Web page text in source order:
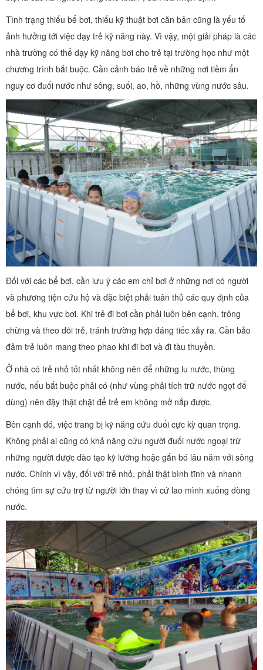
Tình trạng thiếu bể bơi, thiếu kỹ thuật bơi căn bản cũng là yếu tố
ảnh hưởng tới việc dạy trẻ kỹ năng này. Vì vậy, một giải pháp là các
nhà trường có thể dạy kỹ năng bơi cho trẻ tại trường học như một
chương trình bắt buộc. Cần cảnh báo trẻ về những nơi tiềm ẩn
nguy cơ đuối nước như sông, suối, ao, hồ, những vùng nước sâu.
Đối với các bể bơi, cần lưu ý các em chỉ bơi ở những nơi có người
và phương tiện cứu hộ và đặc biệt phải tuân thủ các quy định của
bể bơi, khu vực bơi. Khi trẻ đi bơi cần phải luôn bên cạnh, trông
chừng và theo dõi trẻ, tránh trường hợp đáng tiếc xảy ra. Cần bảo
đảm trẻ luôn mang theo phao khi đi bơi và đi tàu thuyền.
Ở nhà có trẻ nhỏ tốt nhất không nên để những lu nước, thùng
nước, nếu bắt buộc phải có (như vùng phải tích trữ nước ngọt để
dùng) nên đậy thật chặt để trẻ em không mở nắp được.
Bên cạnh đó, việc trang bị kỹ năng cứu đuối cực kỳ quan trọng.
Không phải ai cũng có khả năng cứu người đuối nước ngoại trừ
những người được đào tạo kỹ lưỡng hoặc gắn bó lâu năm với sông
nước. Chính vì vậy, đối với trẻ nhỏ, phải thật bình tĩnh và nhanh
chóng tìm sự cứu trợ từ người lớn thay vì cứ lao mình xuống dòng
nước.